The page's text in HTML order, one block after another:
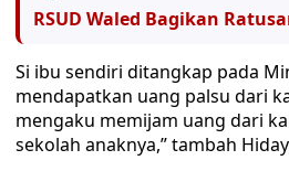
RSUD Waled Bagikan
Si ibu sendiri ditangkap pada
mendapatkan uang palsu dari
mengaku memijam uang dari
sekolah anaknya,” tambah